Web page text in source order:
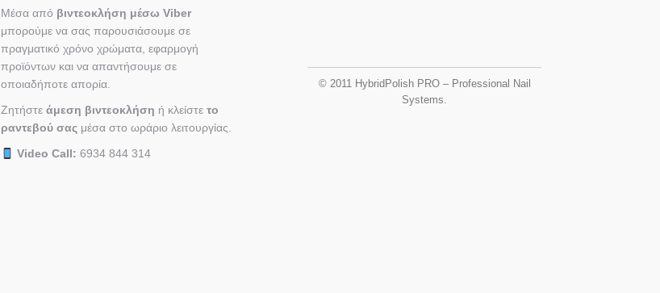
Μέσα από βιντεοκλήση μέσω Viber
μπορούμε να σας παρουσιάσουμε σε
πραγματικό χρόνο χρώματα, εφαρμογή
προϊόντων και να απαντήσουμε σε
οποιαδήποτε απορία.
Ζητήστε άμεση βιντεοκλήση ή κλείστε το
ραντεβού σας μέσα στο ωράριο λειτουργίας.
Video Call: 6934 844 314
© 2011 HybridPolish PRO – Professional Nail
Systems.